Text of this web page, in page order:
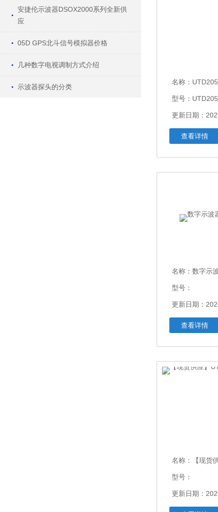
安捷伦示波器DSOX2000系列全新供
应
05D GPS北斗信号模拟器价格
几种数字电视调制方式介绍
示波器探头的分类
名称： UTD2052CEL
型号：
更新日期：
查看详情
名称： 数字示
型号：
更新日期：
查看详情
名称： 【现货供
型号：
更新日期：